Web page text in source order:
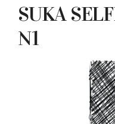
SUKA
N1